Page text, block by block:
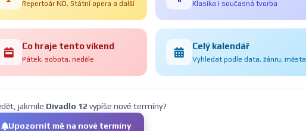
Repertoár ND, Státní opera a další Klasika i současná tvorba
Co hraje tento víkend
Pátek, sobota, neděle
Celý kalendář
Vyhledat podle data, žánru, města
jakmile Divadlo 12 vypíše nové termíny?
Upozornit mě na nové termíny